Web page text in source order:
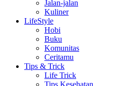
Jalan-jalan
Kuliner
LifeStyle
Hobi
Buku
Komunitas
Ceritamu
Tips & Trick
Life Trick
Tips Kesehatan